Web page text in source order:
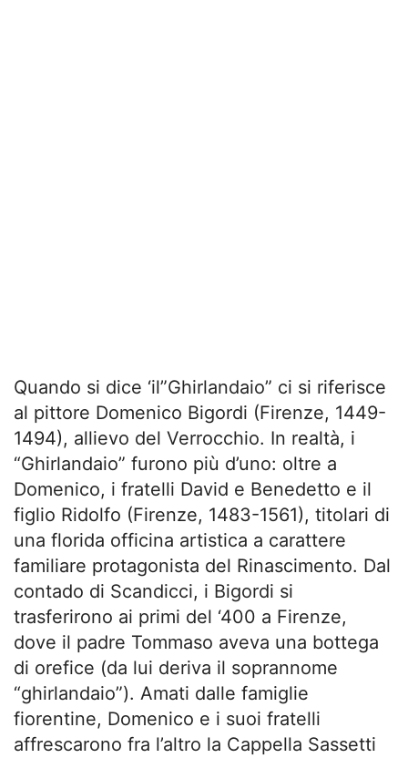
Quando si dice ‘il”Ghirlandaio” ci si riferisce
al pittore Domenico Bigordi (Firenze, 1449-
1494), allievo del Verrocchio. In realtà, i
“Ghirlandaio” furono più d’uno: oltre a
Domenico, i fratelli David e Benedetto e il
figlio Ridolfo (Firenze, 1483-1561), titolari di
una florida officina artistica a carattere
familiare protagonista del Rinascimento. Dal
contado di Scandicci, i Bigordi si
trasferirono ai primi del ‘400 a Firenze,
dove il padre Tommaso aveva una bottega
di orefice (da lui deriva il soprannome
“ghirlandaio”). Amati dalle famiglie
fiorentine, Domenico e i suoi fratelli
affrescarono fra l’altro la Cappella Sassetti